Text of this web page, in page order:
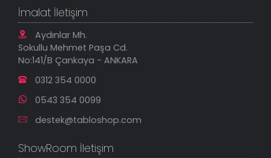
Geçerli İade Koşulları
Mesafeli Satış Sözleşmesi
Gizlilik Güvenlik Politikası
Tablonu Sen Tasarla
Tablo Saatler
Yeni Eklenenler
En Çok Satılanlar
İndirimli Tablolar
İmalat İletişim
Aydınlar Mh.
Sokullu Mehmet Paşa Cd.
No:141/B Çankaya - ANKARA
0312 354 0000
0543 354 0099
destek@tabloshop.com
ShowRoom İletişim